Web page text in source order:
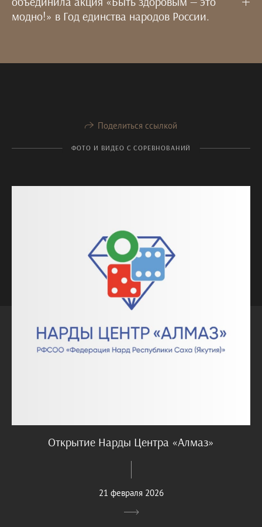
модно!» в Год единства народов России.
Поделиться ссылкой
ФОТО И ВИДЕО С СОРЕВНОВАНИЙ
Открытие Нарды Центра «Алмаз»
21 февраля 2026